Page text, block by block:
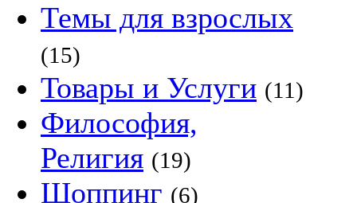
Темы для взрослых
(15)
Товары и Услуги (11)
Философия,
Религия (19)
Шоппинг (6)